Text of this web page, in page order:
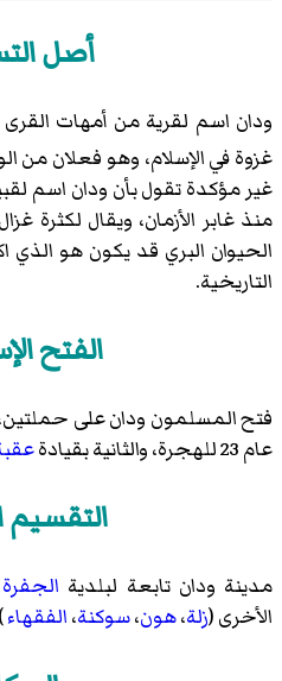
أصل
ودان اسم لقرية من أمهات
غزوة في الإسلام، وهو فعلان من
غير مؤكدة تقول بأن ودان اسم
منذ غابر الأزمان، ويقال لكثرة
الحيوان البري قد يكون هو
التاريخية.
الفتح
فتح المسلمون ودان على حملتين،
عام 23 للهجرة، والثانية بقيادة
التقسيم
مدينة ودان تابعة لبلدية الجفرة
الأخرى (زلة،هون،سوكنة،الفقهاء